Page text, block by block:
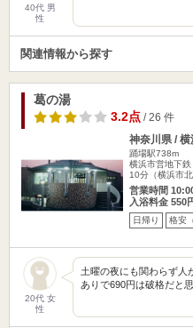
40代 男
性
関連情報から探す
葛の湯
3.2点/ 26 件
神奈川県 /
踊場駅738m
横浜市営地下
10分（横浜市
営業時間
入浴料金 550
日帰り 格安
20代 女
性
土曜の夜にも関わらず人
ありで690円は破格だと